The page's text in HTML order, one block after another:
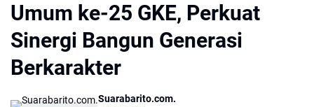
Umum ke-25 GKE, Perkuat
Sinergi Bangun Generasi
Berkarakter
Suarabarito.com.